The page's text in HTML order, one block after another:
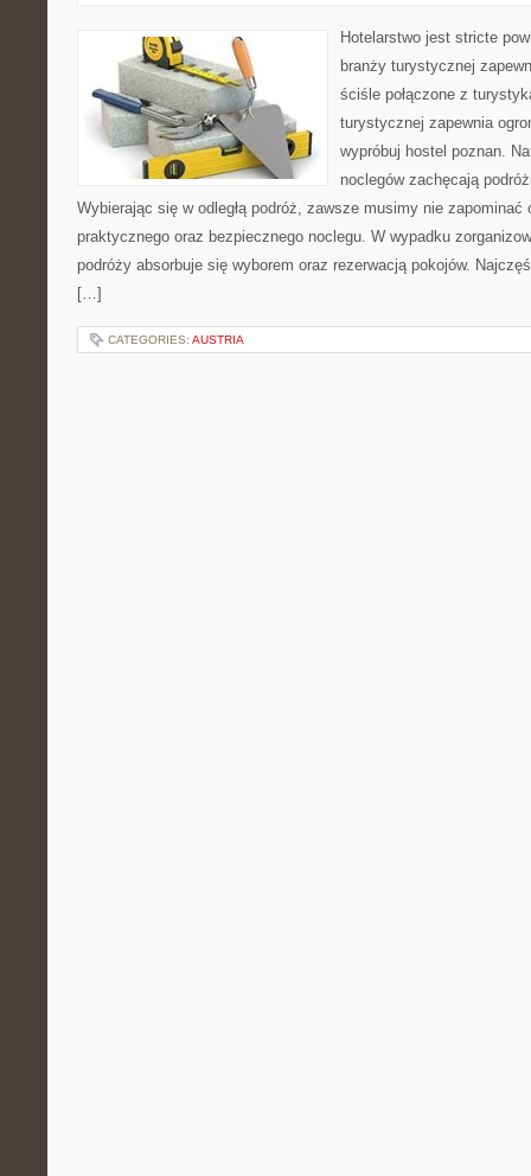
Hotelarstwo jest stricte
branży turystycznej
ściśle połączone z
turystycznej zapewnia
wypróbuj hostel poznan.
noclegów zachęcają
Wybierając się w odległą podróż, zawsze musimy nie zapominać
praktycznego oraz bezpiecznego noclegu. W wypadku
podróży absorbuje się wyborem oraz rezerwacją pokojów.
[…]
CATEGORIES: AUSTRIA